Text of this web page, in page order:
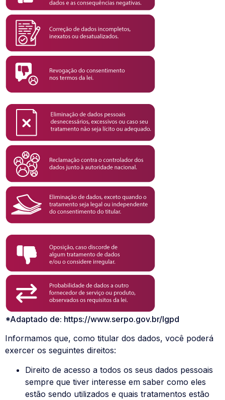
*Adaptado de: https://www.serpo.gov.br/lgpd
Informamos que, como titular dos dados, você poderá
exercer os seguintes direitos:
Direito de acesso a todos os seus dados pessoais
sempre que tiver interesse em saber como eles
estão sendo utilizados e quais tratamentos estão